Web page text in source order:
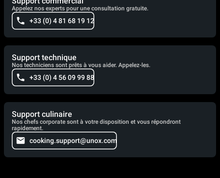
Appelez nos experts pour une consultation gratuite.
+33 (0) 4 81 68 19 12
Support technique
Nos techniciens sont prêts à vous aider. Appelez-les.
+33 (0) 4 56 09 99 88
Support culinaire
Nos chefs corporate sont à votre disposition et vous répondront
rapidement.
cooking.support@unox.com